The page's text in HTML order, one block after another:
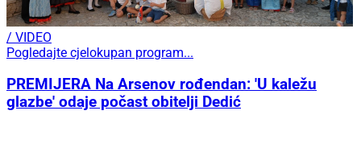
/ VIDEO
Pogledajte cjelokupan program...
PREMIJERA Na Arsenov rođendan: 'U kaležu
glazbe' odaje počast obitelji Dedić